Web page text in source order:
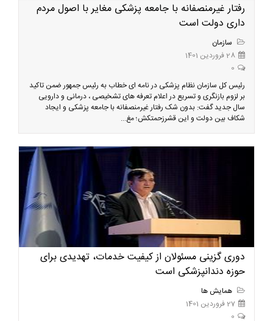
رفتار غیرمنصفانه با جامعه پزشکی مغایر با اصول مردم
داری دولت است
سازمان
28 فروردین 1401
0
رئیس کل سازمان نظام پزشکی در نامه ای خطاب به رئیس جمهور ضمن تاکید
بر لزوم بازنگری و تسریع در اعلام تعرفه های تشخیصی ، درمانی و دارویی
سال جدید گفت: بدون شک رفتار غیرمنصفانه با جامعه پزشکی و ایجاد
شکاف بین دولت و این قشرزحمتکش؛ مغ...
دوری گزینی مسئولان از کیفیت خدمات، تهدیدی برای
حوزه دندانپزشکی است
همایش ها
27 فروردین 1401
0